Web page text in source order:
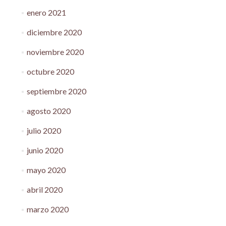
enero 2021
diciembre 2020
noviembre 2020
octubre 2020
septiembre 2020
agosto 2020
julio 2020
junio 2020
mayo 2020
abril 2020
marzo 2020